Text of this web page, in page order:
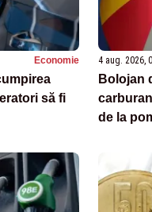
Economie
să fi
4 aug. 2026,
Bolojan
de la